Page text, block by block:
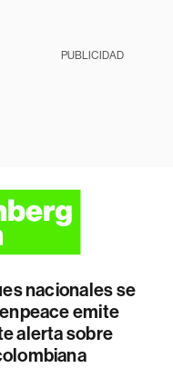
PUBLICIDAD
nacionales se
emite
alerta sobre